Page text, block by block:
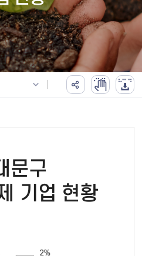
문구
기업 현황